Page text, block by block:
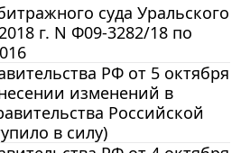
суда Уральского
г. N Ф09-3282/18 по
РФ от 5 октября
изменений в
Российской
в силу)